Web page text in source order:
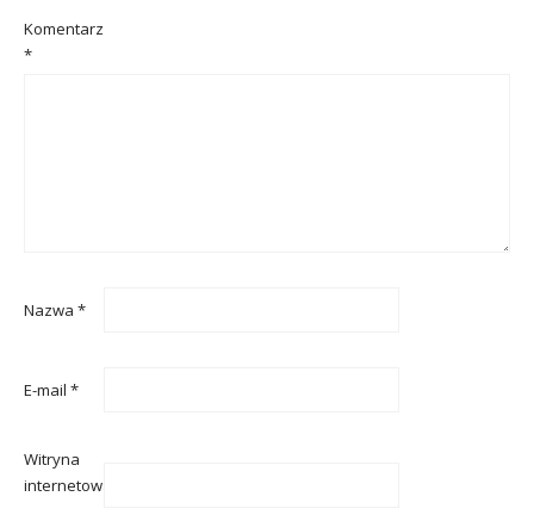
Komentarz
*
Nazwa *
E-mail *
Witryna
internetowa